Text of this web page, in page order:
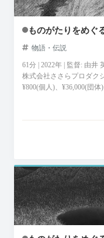
ものがたりをめぐ
物語・伝説
61分 | 2022年 | 監督: 由井
株式会社ささらプロダク
¥800(個人)、¥36,000(団体